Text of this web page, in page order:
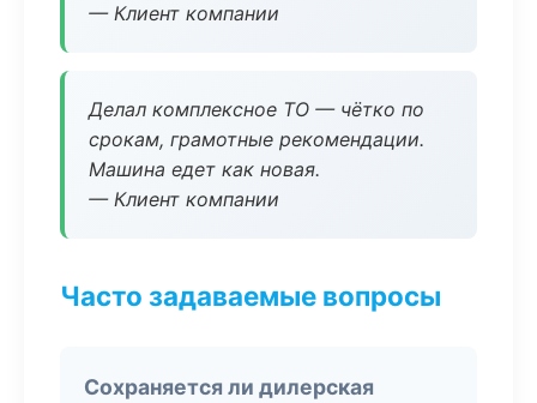
— Клиент компании
Делал комплексное ТО — чётко по
срокам, грамотные рекомендации.
Машина едет как новая.
— Клиент компании
Часто задаваемые вопросы
Сохраняется ли дилерская